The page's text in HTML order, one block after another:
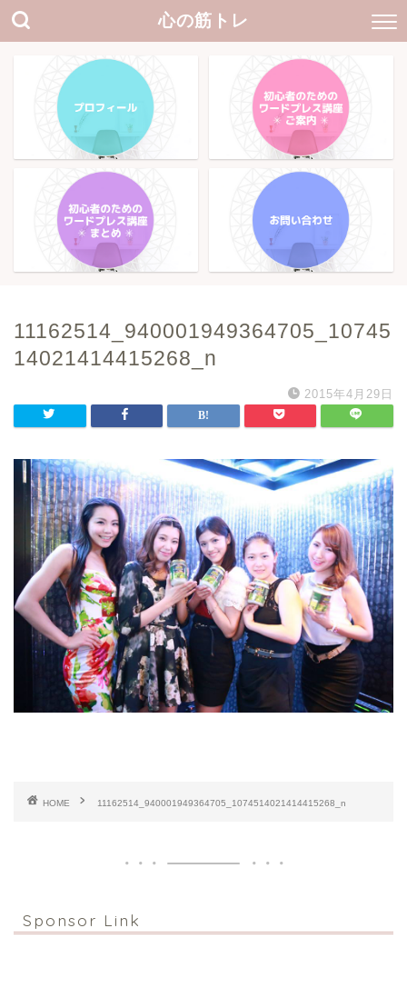
心の筋トレ
11162514_940001949364705_10745
14021414415268_n
2015年4月29日
HOME 11162514_940001949364705_1074514021414415268_n
Sponsor Link